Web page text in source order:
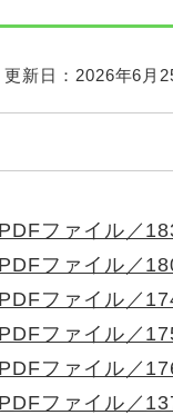
更新日：2026年6月
ファイル／
ファイル／
ファイル／
ファイル／
ファイル／
ファイル／